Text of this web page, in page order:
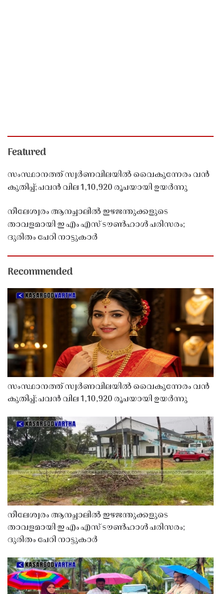
Featured
സംസ്ഥാനത്ത് സ്വർണവിലയിൽ വൈകുന്നേരം വൻ
കുതിപ്പ്; പവൻ വില 1,10,920 രൂപയായി ഉയർന്നു
നീലേശ്വരം ആനച്ചാലിൽ ഇഴജന്തുക്കളുടെ
താവളമായി ഇ എം എസ് ടൗൺഹാൾ പരിസരം;
ദുരിതം പേറി നാട്ടുകാർ
Recommended
സംസ്ഥാനത്ത് സ്വർണവിലയിൽ വൈകുന്നേരം വൻ
കുതിപ്പ്; പവൻ വില 1,10,920 രൂപയായി ഉയർന്നു
നീലേശ്വരം ആനച്ചാലിൽ ഇഴജന്തുക്കളുടെ
താവളമായി ഇ എം എസ് ടൗൺഹാൾ പരിസരം;
ദുരിതം പേറി നാട്ടുകാർ